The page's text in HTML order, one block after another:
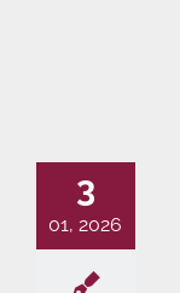
3
01, 2026